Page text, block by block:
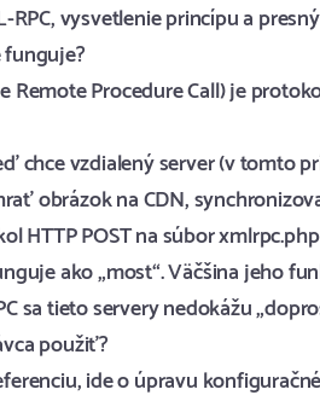
vysvetlenie princípu a
funguje?
Remote Procedure Call) je
chce vzdialený server (v tomto
obrázok na CDN,
HTTP POST na súbor
ako „most“. Väčšina jeho
sa tieto servery nedokážu
použiť?
ide o úpravu